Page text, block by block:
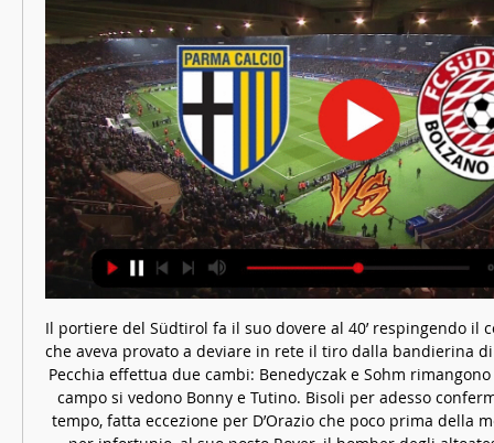
Il portiere del Südtirol fa il suo dovere al 40’ respingendo il
che aveva provato a deviare in rete il tiro dalla bandierina
Pecchia effettua due cambi: Benedyczak e Sohm
campo si vedono Bonny e Tutino. Bisoli per adesso
tempo, fatta eccezione per D’Orazio che poco prima della